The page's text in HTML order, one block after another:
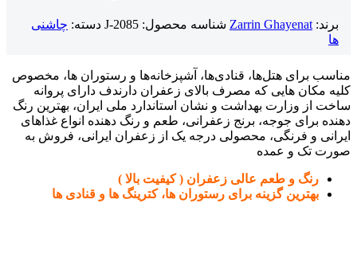
برند:Zarrin Ghayenat شناسه محصول: J-2085 دسته: چاشنی
ها
مناسب برای هتل‌ها، قنادی‌ها، آشپزخانه‌ها و رستوران ها، مخصوص
کلیه مکان هایی که مصرف بالای زعفران دارندف دارای پروانه
ساخت از وزارت بهداشت و نشان استاندارد ملی ایران، بهترین رنگ
دهنده برای جوجه، برنج زعفرانی، طعم و رنگ دهنده انواع غذاهای
ایرانی و فرنگی، محصولی درجه یک از زعفران ایرانی، فروش به
صورت تک و عمده
رنگ و طعم عالی زعفران ( کیفیت بالا )
بهترین گزینه برای رستوران ها، کترینگ ها و قنادی ها